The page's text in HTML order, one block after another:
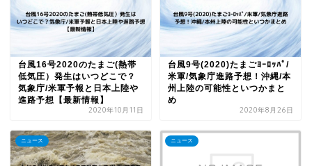
台風16号2020のたまご(熱帯
低気圧）発生はいつどこで？
気象庁/米軍予報と日本上陸や
進路予想【最新情報】
2020年10月11日
台風9号(2020)たまごﾖｰﾛｯﾊﾟ/
米軍/気象庁進路予想！沖縄/本
州上陸の可能性といつかまと
め
2020年8月26日
ニュース ニュース